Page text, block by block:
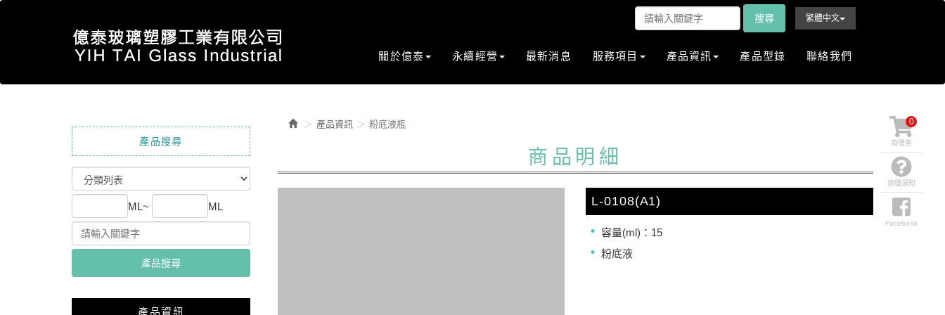
關於億泰 永續經營 最新消息 服務項目 產品資訊 產品型錄 聯絡我們
繁體中文
搜尋
產品搜尋
ML~ ML
產品搜尋
產品資訊
產品資訊 粉底液瓶
商品明細
L-0108(A1)
容量(ml)：15
粉底液
詢價車
0
詢價須知
Facebook